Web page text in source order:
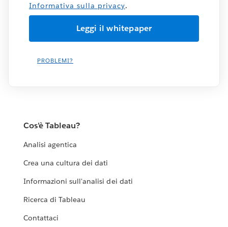
Informativa sulla privacy.
PROBLEMI?
Cos'è Tableau?
Analisi agentica
Crea una cultura dei dati
Informazioni sull'analisi dei dati
Ricerca di Tableau
Contattaci